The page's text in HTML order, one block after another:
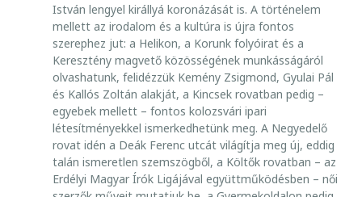
5
-
2
0
2
6
-
O
S
K
István lengyel királlyá koronázását is. A történelem
mellett az irodalom és a kultúra is újra fontos
szerephez jut: a Helikon, a Korunk folyóirat és a
Keresztény magvető közösségének munkásságáról
olvashatunk, felidézzük Kemény Zsigmond, Gyulai Pál
és Kallós Zoltán alakját, a Kincsek rovatban pedig –
egyebek mellett – fontos kolozsvári ipari
létesítményekkel ismerkedhetünk meg. A Negyedelő
rovat idén a Deák Ferenc utcát világítja meg új, eddig
talán ismeretlen szemszögből, a Költők rovatban – az
Erdélyi Magyar Írók Ligájával együttműködésben – női